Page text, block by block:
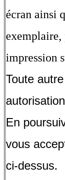
écran ainsi
exemplaire,
impression
Toute
En
vous
ci-dessus.